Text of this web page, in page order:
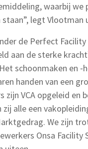
waarbij
staan”, legt Vlootman
de Perfect Facility
aan de sterke
schoonmaken en
handen van een
zijn VCA opgeleid en
alle een
We zijn
Onsa Facility